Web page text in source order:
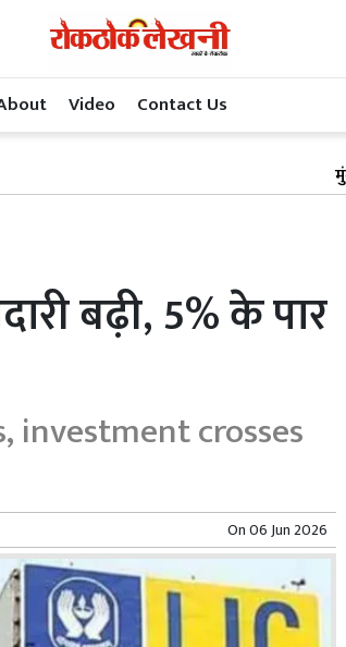
Video Contact Us
मुंबई में
बढ़ी, 5% के पार
investment crosses
On06 Jun 2026